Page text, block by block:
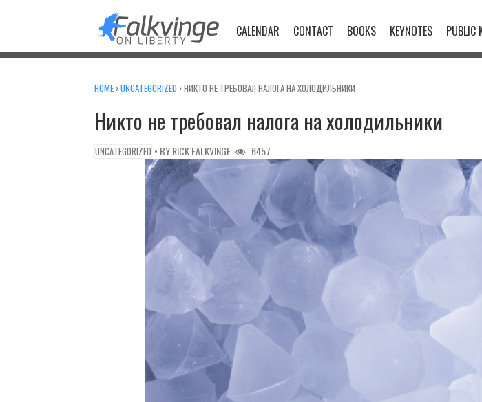
CALENDAR CONTACT BOOKS KEYNOTES PUBLIC
HOME ›UNCATEGORIZED ›НИКТО НЕ ТРЕБОВАЛ НАЛОГА НА ХОЛОДИЛЬНИКИ
Никто не требовал налога на холодильники
UNCATEGORIZED • BYRICK FALKVINGE 6457